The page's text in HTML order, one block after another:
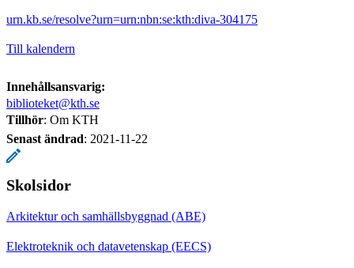
urn.kb.se/resolve?urn=urn:nbn:se:kth:diva-304175
Till kalendern
Innehållsansvarig:
biblioteket@kth.se
Tillhör: Om KTH
Senast ändrad: 2021-11-22
Skolsidor
Arkitektur och samhällsbyggnad (ABE)
Elektroteknik och datavetenskap (EECS)